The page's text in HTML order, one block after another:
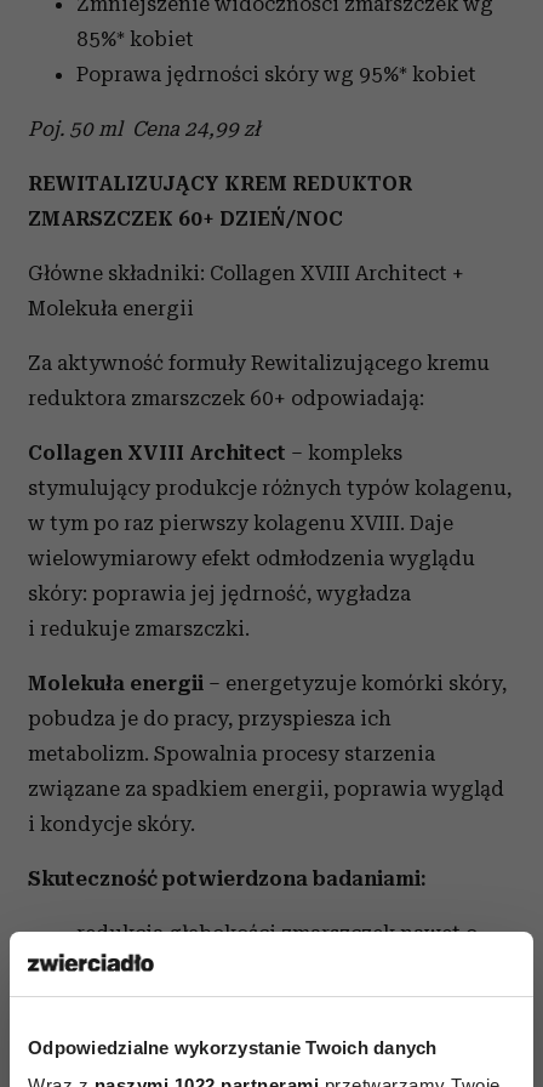
Odpowiedzialne wykorzystanie Twoich danych
85%* kobiet
Poprawa jędrności skóry wg 95%* kobiet
Poj. 50 ml Cena 24,99 zł
REWITALIZUJĄCY KREM REDUKTOR
ZMARSZCZEK 60+ DZIEŃ/NOC
Główne składniki: Collagen XVIII Architect +
Molekuła energii
Za aktywność formuły Rewitalizującego kremu
reduktora zmarszczek 60+ odpowiadają:
Collagen XVIII Architect – kompleks
stymulujący produkcje różnych typów kolagenu,
w tym po raz pierwszy kolagenu XVIII. Daje
wielowymiarowy efekt odmłodzenia wyglądu
skóry: poprawia jej jędrność, wygładza
i redukuje zmarszczki.
Molekuła energii – energetyzuje komórki skóry,
pobudza je do pracy, przyspiesza ich
metabolizm. Spowalnia procesy starzenia
związane za spadkiem energii, poprawia wygląd
i kondycje skóry.
Skuteczność potwierdzona badaniami:
redukcja głębokości zmarszczek nawet o
19%**
zmniejszenie widoczności drobnych
zmarszczek wg 100%*
zmniejszenie widoczności głębokich